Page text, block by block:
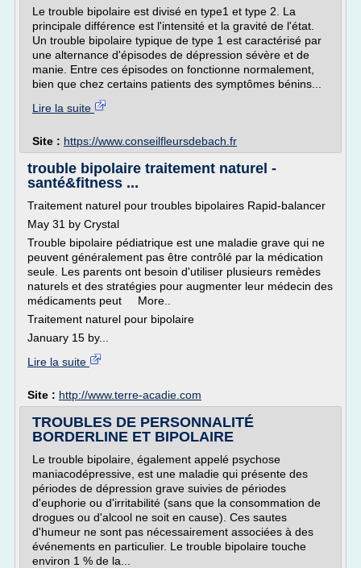
Le trouble bipolaire est divisé en type1 et type 2. La
principale différence est l'intensité et la gravité de l'état.
Un trouble bipolaire typique de type 1 est caractérisé par
une alternance d'épisodes de dépression sévère et de
manie. Entre ces épisodes on fonctionne normalement,
bien que chez certains patients des symptômes bénins...
Lire la suite
Site : https://www.conseilfleursdebach.fr
trouble bipolaire traitement naturel -
santé&fitness ...
Traitement naturel pour troubles bipolaires Rapid-balancer
May 31 by Crystal
Trouble bipolaire pédiatrique est une maladie grave qui ne
peuvent généralement pas être contrôlé par la médication
seule. Les parents ont besoin d'utiliser plusieurs remèdes
naturels et des stratégies pour augmenter leur médecin des
médicaments peut More..
Traitement naturel pour bipolaire
January 15 by...
Lire la suite
Site : http://www.terre-acadie.com
TROUBLES DE PERSONNALITÉ
BORDERLINE ET BIPOLAIRE
Le trouble bipolaire, également appelé psychose
maniacodépressive, est une maladie qui présente des
périodes de dépression grave suivies de périodes
d'euphorie ou d'irritabilité (sans que la consommation de
drogues ou d'alcool ne soit en cause). Ces sautes
d'humeur ne sont pas nécessairement associées à des
événements en particulier. Le trouble bipolaire touche
environ 1 % de la...